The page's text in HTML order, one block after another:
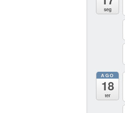
seg
AGO
18
ter